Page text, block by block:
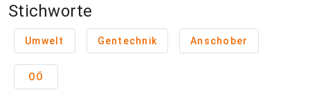
Stichworte
Umwelt Gentechnik Anschober
OÖ